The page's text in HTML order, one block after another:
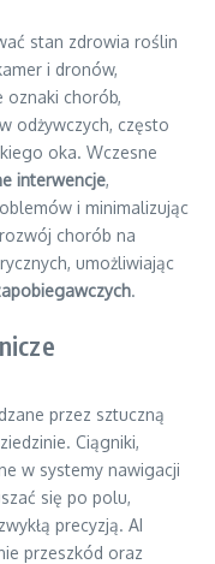
stan zdrowia roślin
i dronów,
oznaki chorób,
odżywczych, często
oka. Wczesne
interwencje,
i minimalizując
chorób na
umożliwiając
.
przez sztuczną
Ciągniki,
w systemy nawigacji
się po polu,
precyzją. AI
przeszkód oraz